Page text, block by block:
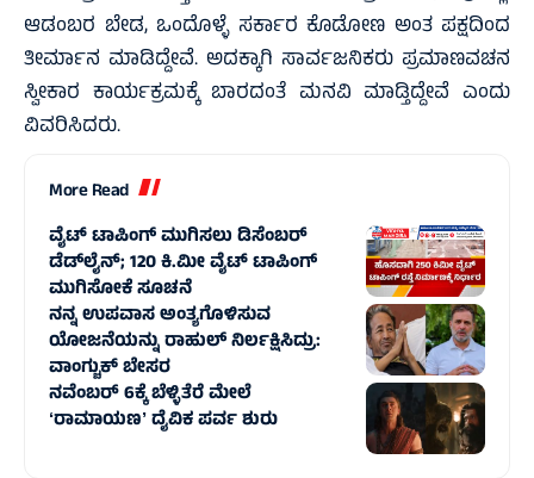
ಆಡಂಬರ ಬೇಡ, ಒಂದೊಳ್ಳೆ ಸರ್ಕಾರ ಕೊಡೋಣ ಅಂತ ಪಕ್ಷದಿಂದ
ತೀರ್ಮಾನ ಮಾಡಿದ್ದೇವೆ. ಅದಕ್ಕಾಗಿ ಸಾರ್ವಜನಿಕರು ಪ್ರಮಾಣವಚನ
ಸ್ವೀಕಾರ ಕಾರ್ಯಕ್ರಮಕ್ಕೆ ಬಾರದಂತೆ ಮನವಿ ಮಾಡ್ತಿದ್ದೇವೆ ಎಂದು
ವಿವರಿಸಿದರು.
More Read
ವೈಟ್ ಟಾಪಿಂಗ್ ಮುಗಿಸಲು ಡಿಸೆಂಬರ್
ಡೆಡ್‌ಲೈನ್; 120 ಕಿ.ಮೀ ವೈಟ್ ಟಾಪಿಂಗ್
ಮುಗಿಸೋಕೆ ಸೂಚನೆ
ನನ್ನ ಉಪವಾಸ ಅಂತ್ಯಗೊಳಿಸುವ
ಯೋಜನೆಯನ್ನು ರಾಹುಲ್ ನಿರ್ಲಕ್ಷಿಸಿದ್ರು:
ವಾಂಗ್ಚುಕ್ ಬೇಸರ
ನವೆಂಬರ್ 6ಕ್ಕೆ ಬೆಳ್ಳಿತೆರೆ ಮೇಲೆ
ʻರಾಮಾಯಣʼ ದೈವಿಕ ಪರ್ವ ಶುರು